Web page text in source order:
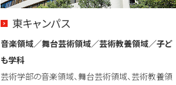
東キャンパス
音楽領域／舞台芸術領域／芸術教養領域／子ど
も学科
芸術学部の音楽領域、舞台芸術領域、芸術教養領